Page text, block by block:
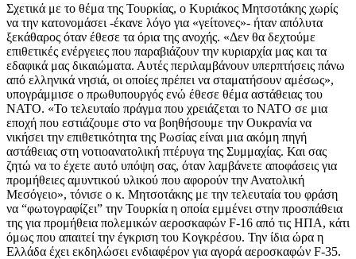
Σχετικά με το θέμα της Τουρκίας, ο Κυριάκος Μητσοτάκης χωρίς
να την κατονομάσει -έκανε λόγο για «γείτονες»- ήταν απόλυτα
ξεκάθαρος όταν έθεσε τα όρια της ανοχής. «Δεν θα δεχτούμε
επιθετικές ενέργειες που παραβιάζουν την κυριαρχία μας και τα
εδαφικά μας δικαιώματα. Αυτές περιλαμβάνουν υπερπτήσεις πάνω
από ελληνικά νησιά, οι οποίες πρέπει να σταματήσουν αμέσως»,
υπογράμμισε ο πρωθυπουργός ενώ έθεσε θέμα αστάθειας του
ΝΑΤΟ. «Το τελευταίο πράγμα που χρειάζεται το ΝΑΤΟ σε μια
εποχή που εστιάζουμε στο να βοηθήσουμε την Ουκρανία να
νικήσει την επιθετικότητα της Ρωσίας είναι μια ακόμη πηγή
αστάθειας στη νοτιοανατολική πτέρυγα της Συμμαχίας. Και σας
ζητώ να το έχετε αυτό υπόψη σας, όταν λαμβάνετε αποφάσεις για
προμήθειες αμυντικού υλικού που αφορούν την Ανατολική
Μεσόγειο», τόνισε ο κ. Μητσοτάκης με την τελευταία του φράση
να “φωτογραφίζει” την Τουρκία η οποία εμμένει στην προσπάθεια
της για προμήθεια πολεμικών αεροσκαφών F-16 από τις ΗΠΑ, κάτι
όμως που απαιτεί την έγκριση του Κογκρέσου. Την ίδια ώρα η
Ελλάδα έχει εκδηλώσει ενδιαφέρον για αγορά αεροσκαφών F-35.